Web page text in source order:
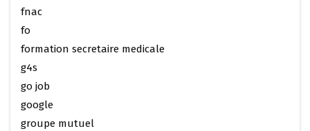
fnac
fo
formation secretaire medicale
g4s
go job
google
groupe mutuel